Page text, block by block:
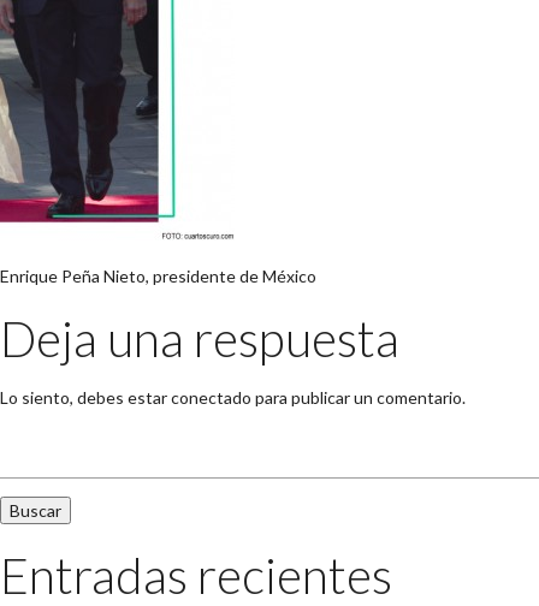
Enrique Peña Nieto, presidente de México
Deja una respuesta
Lo siento, debes estarconectado para publicar un comentario.
Entradas recientes